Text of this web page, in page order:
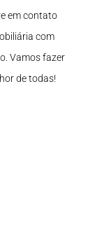
em contato
com
Vamos fazer
de todas!